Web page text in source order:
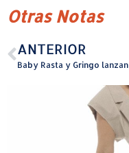
Otras Notas
ANTERIOR